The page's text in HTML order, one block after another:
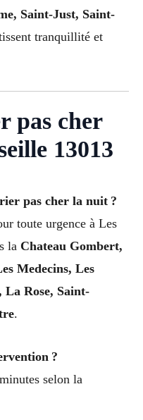
Saint-Just, Saint-
tranquillité et
pas cher
13013
pas cher la nuit ?
toute urgence à Les
la Chateau Gombert,
Medecins, Les
La Rose, Saint-
.
?
selon la